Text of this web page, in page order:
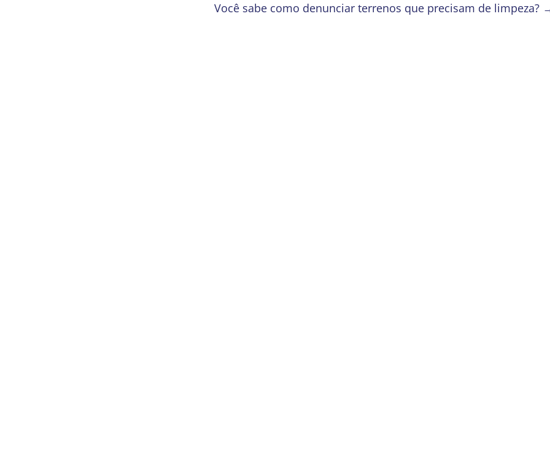
Você sabe como denunciar terrenos que precisam de limpeza?